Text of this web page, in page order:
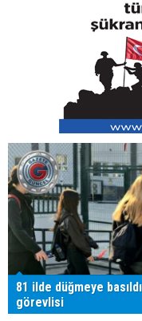
81 ilde düğmeye
görevlisi